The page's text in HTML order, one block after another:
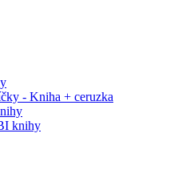
- Kniha + ceruzka
knihy